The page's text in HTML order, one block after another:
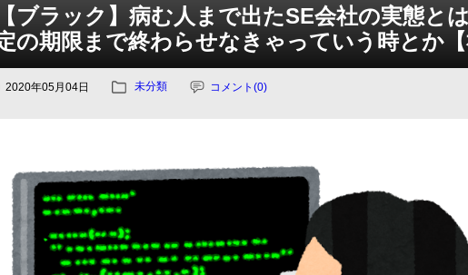
放送#3を，9月27日20:00より配信
DL記念キャンペーン”を開催
「聖剣伝説 ECHOES of MANA」公式生放送#3を，9月27日
「聖剣伝説 ECHOES of MANA」“400万DL記念キャンペーン”
【ブラック】病む人まで出たSE会社の実態と
の期限まで終わらせなきゃっていう時とか【
2020年05月04日 未分類 コメント(0)